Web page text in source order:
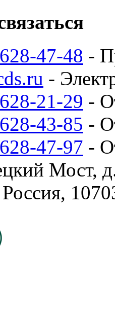
47-48 -
-
21-29 -
43-85 -
47-97 -
Мост,